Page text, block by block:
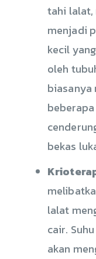
tahi lalat,
menjadi
kecil
oleh
biasanya
bekas
lalat
cair.
akan